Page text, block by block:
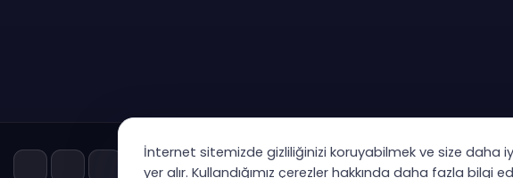
İnternet sitemizde gizliliğinizi koruyabilmek ve size daha
yer alır. Kullandığımız çerezler hakkında daha fazla bilgi